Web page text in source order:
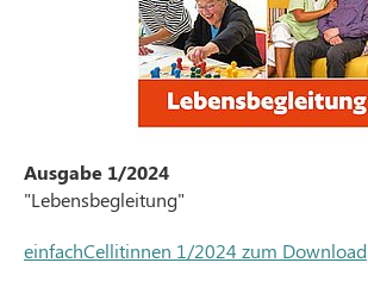
Ausgabe 1/2024
"Lebensbegleitung"
einfachCellitinnen 1/2024 zum Download